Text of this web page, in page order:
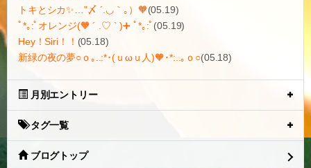
トキとシカ✨…"〆 ´.◡｀｡）🧡(05.19)
ﾟ*｡:ﾟオレンジ(🧡 ´ .♡ ` )➕ ﾟ*｡:ﾟ (05.19)
Hey！Siri！！ (05.18)
新緑の夜の夢○ｏ｡..:*･(ｕωｕ人)🧡･*:..｡ｏ○(05.18)
月別エントリー
タグ一覧
ブログトップ